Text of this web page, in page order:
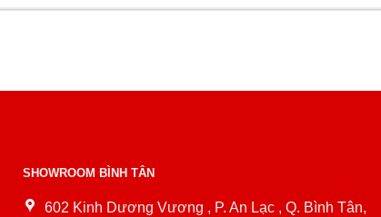
SHOWROOM BÌNH TÂN
602 Kinh Dương Vương , P. An Lạc , Q. Bình Tân,